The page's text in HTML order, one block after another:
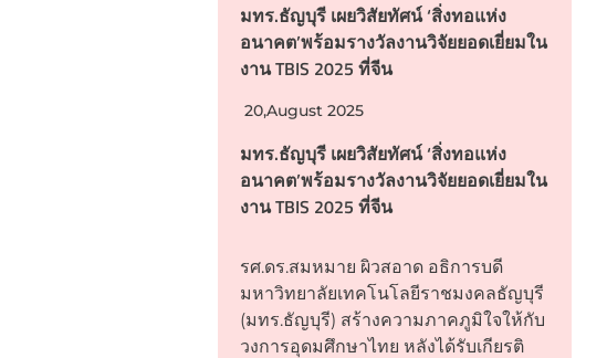
มทร.ธัญบุรี เผยวิสัยทัศน์ ‘สิ่งทอแห่ง
อนาคต’พร้อมรางวัลงานวิจัยยอดเยี่ยมใน
งาน TBIS 2025 ที่จีน
20,August 2025
มทร.ธัญบุรี เผยวิสัยทัศน์ ‘สิ่งทอแห่ง
อนาคต’พร้อมรางวัลงานวิจัยยอดเยี่ยมใน
งาน TBIS 2025 ที่จีน
รศ.ดร.สมหมาย ผิวสอาด อธิการบดี
มหาวิทยาลัยเทคโนโลยีราชมงคลธัญบุรี
(มทร.ธัญบุรี) สร้างความภาคภูมิใจให้กับ
วงการอุดมศึกษาไทย หลังได้รับเกียรติ